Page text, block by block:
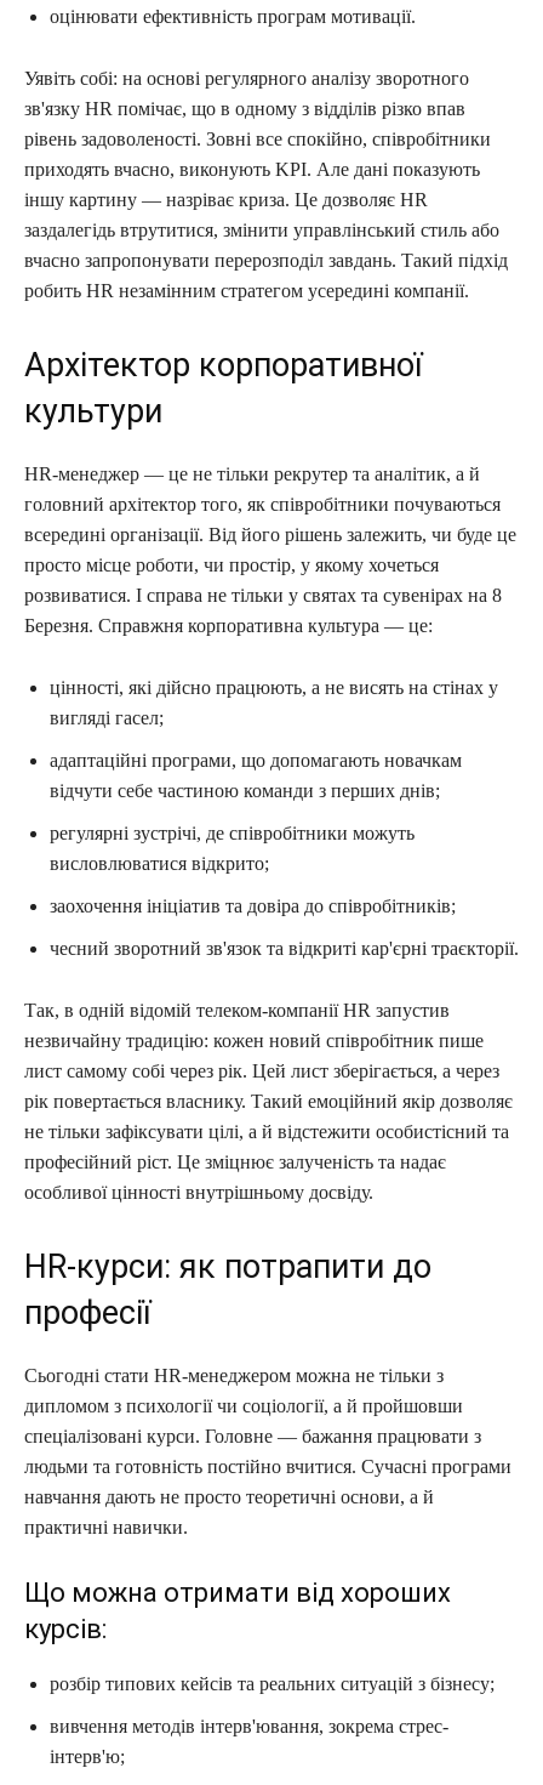
оцінювати ефективність програм мотивації.
Уявіть собі: на основі регулярного аналізу зворотного
зв'язку HR помічає, що в одному з відділів різко впав
рівень задоволеності. Зовні все спокійно, співробітники
приходять вчасно, виконують KPI. Але дані показують
іншу картину — назріває криза. Це дозволяє HR
заздалегідь втрутитися, змінити управлінський стиль або
вчасно запропонувати перерозподіл завдань. Такий підхід
робить HR незамінним стратегом усередині компанії.
Архітектор корпоративної
культури
HR-менеджер — це не тільки рекрутер та аналітик, а й
головний архітектор того, як співробітники почуваються
всередині організації. Від його рішень залежить, чи буде це
просто місце роботи, чи простір, у якому хочеться
розвиватися. І справа не тільки у святах та сувенірах на 8
Березня. Справжня корпоративна культура — це:
цінності, які дійсно працюють, а не висять на стінах у
вигляді гасел;
адаптаційні програми, що допомагають новачкам
відчути себе частиною команди з перших днів;
регулярні зустрічі, де співробітники можуть
висловлюватися відкрито;
заохочення ініціатив та довіра до співробітників;
чесний зворотний зв'язок та відкриті кар'єрні траєкторії.
Так, в одній відомій телеком-компанії HR запустив
незвичайну традицію: кожен новий співробітник пише
лист самому собі через рік. Цей лист зберігається, а через
рік повертається власнику. Такий емоційний якір дозволяє
не тільки зафіксувати цілі, а й відстежити особистісний та
професійний ріст. Це зміцнює залученість та надає
особливої цінності внутрішньому досвіду.
HR-курси: як потрапити до
професії
Сьогодні стати HR-менеджером можна не тільки з
дипломом з психології чи соціології, а й пройшовши
спеціалізовані курси. Головне — бажання працювати з
людьми та готовність постійно вчитися. Сучасні програми
навчання дають не просто теоретичні основи, а й
практичні навички.
Що можна отримати від хороших
курсів:
розбір типових кейсів та реальних ситуацій з бізнесу;
вивчення методів інтерв'ювання, зокрема стрес-
інтерв'ю;